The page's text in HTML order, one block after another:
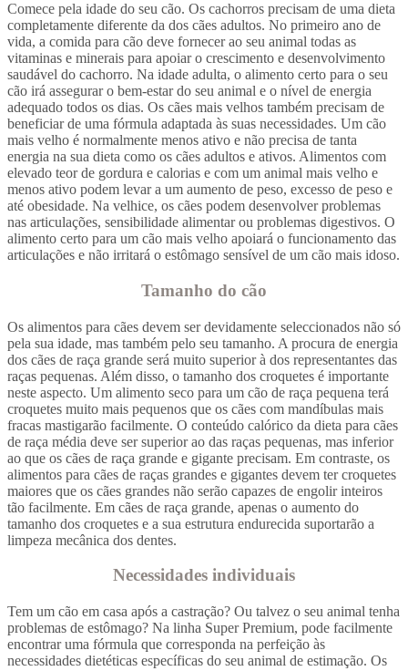
Comece pela idade do seu cão. Os cachorros precisam de uma dieta
completamente diferente da dos cães adultos. No primeiro ano de
vida, a comida para cão deve fornecer ao seu animal todas as
vitaminas e minerais para apoiar o crescimento e desenvolvimento
saudável do cachorro. Na idade adulta, o alimento certo para o seu
cão irá assegurar o bem-estar do seu animal e o nível de energia
adequado todos os dias. Os cães mais velhos também precisam de
beneficiar de uma fórmula adaptada às suas necessidades. Um cão
mais velho é normalmente menos ativo e não precisa de tanta
energia na sua dieta como os cães adultos e ativos. Alimentos com
elevado teor de gordura e calorias e com um animal mais velho e
menos ativo podem levar a um aumento de peso, excesso de peso e
até obesidade. Na velhice, os cães podem desenvolver problemas
nas articulações, sensibilidade alimentar ou problemas digestivos. O
alimento certo para um cão mais velho apoiará o funcionamento das
articulações e não irritará o estômago sensível de um cão mais idoso.
Tamanho do cão
Os alimentos para cães devem ser devidamente seleccionados não só
pela sua idade, mas também pelo seu tamanho. A procura de energia
dos cães de raça grande será muito superior à dos representantes das
raças pequenas. Além disso, o tamanho dos croquetes é importante
neste aspecto. Um alimento seco para um cão de raça pequena terá
croquetes muito mais pequenos que os cães com mandíbulas mais
fracas mastigarão facilmente. O conteúdo calórico da dieta para cães
de raça média deve ser superior ao das raças pequenas, mas inferior
ao que os cães de raça grande e gigante precisam. Em contraste, os
alimentos para cães de raças grandes e gigantes devem ter croquetes
maiores que os cães grandes não serão capazes de engolir inteiros
tão facilmente. Em cães de raça grande, apenas o aumento do
tamanho dos croquetes e a sua estrutura endurecida suportarão a
limpeza mecânica dos dentes.
Necessidades individuais
Tem um cão em casa após a castração? Ou talvez o seu animal tenha
problemas de estômago? Na linha Super Premium, pode facilmente
encontrar uma fórmula que corresponda na perfeição às
necessidades dietéticas específicas do seu animal de estimação. Os